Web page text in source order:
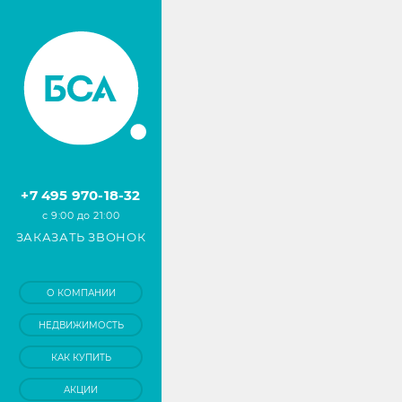
+7 495 970-18-32
с 9:00 до 21:00
ЗАКАЗАТЬ ЗВОНОК
О КОМПАНИИ
НЕДВИЖИМОСТЬ
КАК КУПИТЬ
АКЦИИ